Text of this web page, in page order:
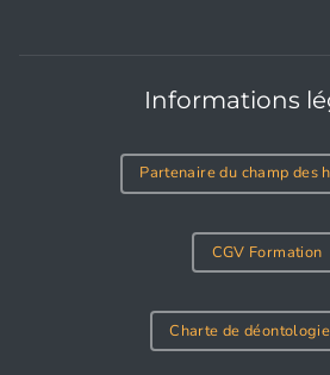
Informations
Partenaire du champ des
CGV Formation
Charte de